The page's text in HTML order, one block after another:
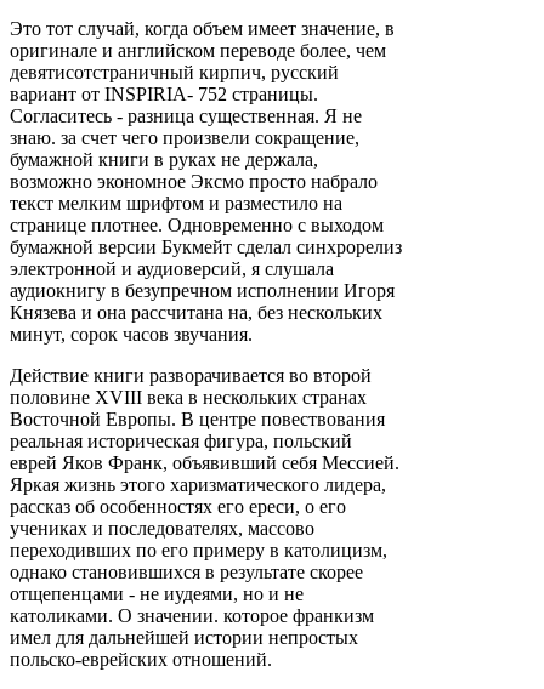
Это тот случай, когда объем имеет значение, в
оригинале и английском переводе более, чем
девятисотстраничный кирпич, русский
вариант от INSPIRIA- 752 страницы.
Согласитесь - разница существенная. Я не
знаю. за счет чего произвели сокращение,
бумажной книги в руках не держала,
возможно экономное Эксмо просто набрало
текст мелким шрифтом и разместило на
странице плотнее. Одновременно с выходом
бумажной версии Букмейт сделал синхрорелиз
электронной и аудиоверсий, я слушала
аудиокнигу в безупречном исполнении Игоря
Князева и она рассчитана на, без нескольких
минут, сорок часов звучания.
Действие книги разворачивается во второй
половине XVIII века в нескольких странах
Восточной Европы. В центре повествования
реальная историческая фигура, польский
еврей Яков Франк, объявивший себя Мессией.
Яркая жизнь этого харизматического лидера,
рассказ об особенностях его ереси, о его
учениках и последователях, массово
переходивших по его примеру в католицизм,
однако становившихся в результате скорее
отщепенцами - не иудеями, но и не
католиками. O значении. которое франкизм
имел для дальнейшей истории непростых
польско-еврейских отношений.